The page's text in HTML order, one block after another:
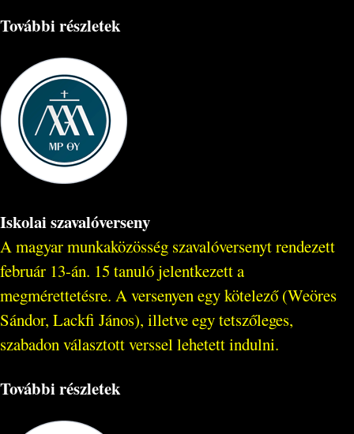
További részletek
Iskolai szavalóverseny
A magyar munkaközösség szavalóversenyt rendezett
február 13-án. 15 tanuló jelentkezett a
megmérettetésre. A versenyen egy kötelező (Weöres
Sándor, Lackfi János), illetve egy tetszőleges,
szabadon választott verssel lehetett indulni.
További részletek